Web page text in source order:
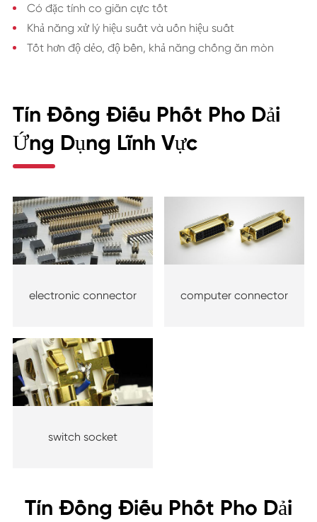
Có đặc tính co giãn cực tốt
Khả năng xử lý hiệu suất và uốn hiệu suất
Tốt hơn độ dẻo, độ bền, khả năng chống ăn mòn
Tín Đồng Điếu Phốt Pho Dải
Ứng Dụng Lĩnh Vực
electronic connector computer connector
switch socket
Tín Đồng Điếu Phốt Pho Dải